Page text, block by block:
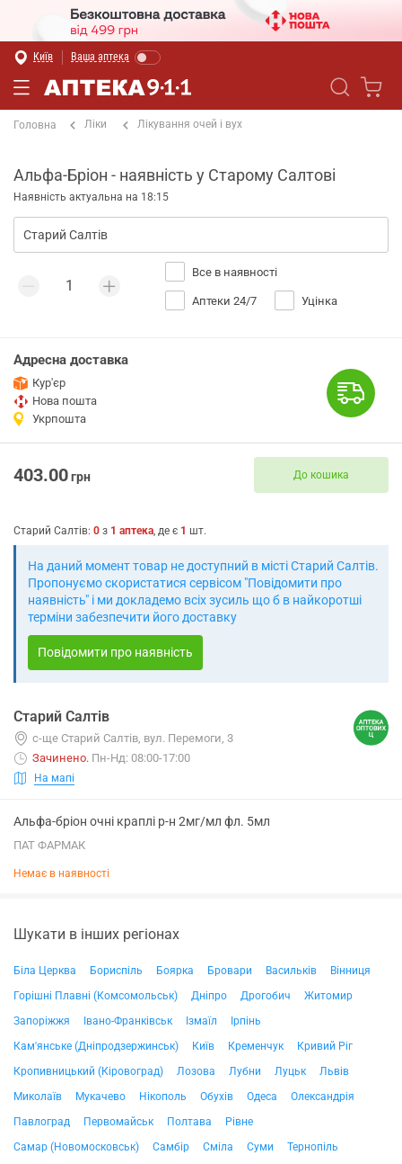
Київ Ваша аптека
Головна Ліки Лікування очей і вух
Альфа-Бріон - наявність у Старому Салтові
Наявність актуальна на 18:15
Все в наявності
Аптеки 24/7 Уцінка
Адресна доставка
Кур'єр
Нова пошта
Укрпошта
403.00грн До кошика
Старий Салтів: 0 з 1 аптека, де є 1 шт.
На даний момент товар не доступний в місті Старий Салтів.
Пропонуємо скористатися сервісом "Повідомити про
наявність" і ми докладемо всіх зусиль що б в найкоротші
терміни забезпечити його доставку
Повідомити про наявність
Старий Салтів
с-ще Старий Салтів, вул. Перемоги, 3
Зачинено. Пн-Нд: 08:00-17:00
На мапі
Альфа-бріон очні краплі р-н 2мг/мл фл. 5мл
ПАТ ФАРМАК
Немає в наявності
Шукати в інших регіонах
Біла Церква Бориспіль Боярка Бровари Васильків
Вінниця
Горішні Плавні (Комсомольськ)
Дніпро Дрогобич
Житомир
Запоріжжя
Івано-Франківськ Ізмаїл
Ірпінь
Кам'янське (Дніпродзержинськ)
Київ Кременчук
Кривий Ріг
Кропивницький (Кіровоград)
Лозова Лубни Луцьк
Львів
Миколаїв
Мукачево Нікополь Обухів Одеса
Олександрія
Павлоград
Первомайськ Полтава
Рівне
Самар (Новомосковськ)
Самбір Сміла Суми
Тернопіль